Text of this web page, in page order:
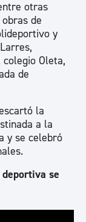
otras
de
y
Oleta,
de
la
a la
y se celebró
se